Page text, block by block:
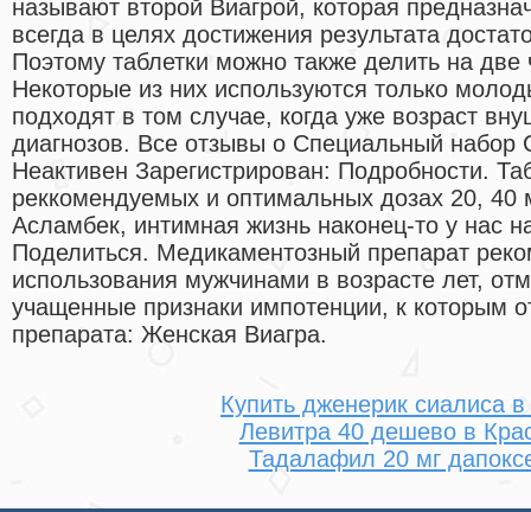
называют второй Виагрой, которая
всегда в целях достижения результата
Поэтому таблетки можно также делить на две
Некоторые из них используются только
подходят в том случае, когда уже возраст
диагнозов. Все отзывы о Специальный
Неактивен Зарегистрирован: Подробности.
реккомендуемых и оптимальных дозах 20, 40
Асламбек, интимная жизнь наконец-то у нас
Поделиться. Медикаментозный препарат
использования мужчинами в возрасте лет,
учащенные признаки импотенции, к которым
препарата: Женская Виагра.
Купить дженерик сиалиса в
Левитра 40 дешево в
Тадалафил 20 мг